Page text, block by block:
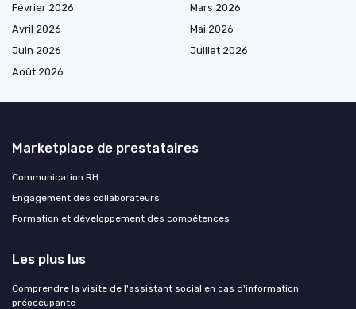
Février 2026
Mars 2026
Avril 2026
Mai 2026
Juin 2026
Juillet 2026
Août 2026
Marketplace de prestataires
Communication RH
Engagement des collaborateurs
Formation et développement des compétences
Les plus lus
Comprendre la visite de l'assistant social en cas d'information
préoccupante